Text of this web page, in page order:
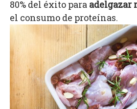
80% del éxito para adelgazar
el consumo de proteínas.